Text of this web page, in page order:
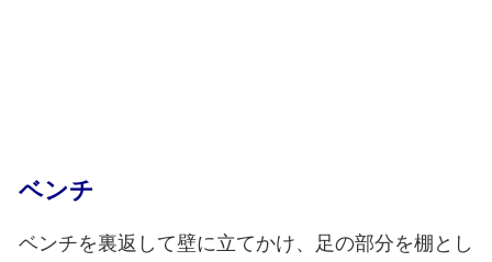
ベンチ
ベンチを裏返して壁に立てかけ、足の部分を棚とし